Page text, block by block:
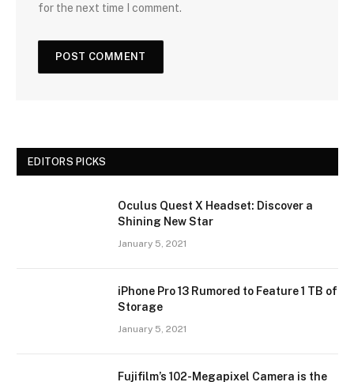
for the next time I comment.
EDITORS PICKS
Oculus Quest X Headset: Discover a
Shining New Star
January 5, 2021
iPhone Pro 13 Rumored to Feature 1 TB of
Storage
January 5, 2021
Fujifilm’s 102-Megapixel Camera is the